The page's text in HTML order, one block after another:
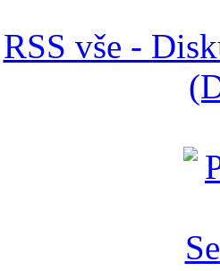
RSS vše -